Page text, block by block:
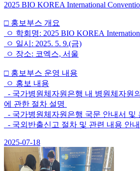
2025 BIO KOREA International
□ 홍보부스 개요
ㅇ 학회명: 2025 BIO KOREA
ㅇ 일시: 2025. 5. 9.(금)
ㅇ 장소: 코엑스, 서울
□ 홍보부스 운영 내용
ㅇ 홍보 내용
- 국가병원체자원은행 내 병원체자원
에 관한 절차 설명
- 국가병원체자원은행 국문 안내서 및
- 국외반출신고 절차 및 관련 내용 안내
2025-07-18